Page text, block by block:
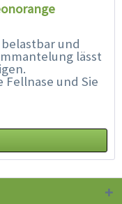
und
lässt
und Sie
in ferner Zukunft